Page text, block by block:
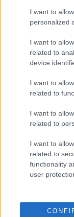
I want to
personalized
I want to
related to
device
I want to
related to
I want to
related to
I want to
related to
functionality
user
Kinek
illetve
csinálok?
hogy elindítja
nem tisztázza,
elvégzett
belekezdeni
képességein
múlik, hogy